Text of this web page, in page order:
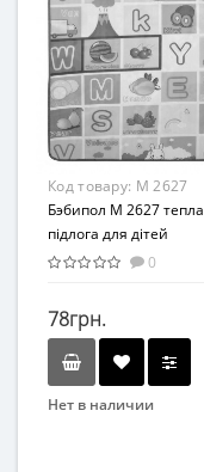
Код товару: M 2627
Бэбипол M 2627 тепла
підлога для дітей
0
78грн.
Нет в наличии